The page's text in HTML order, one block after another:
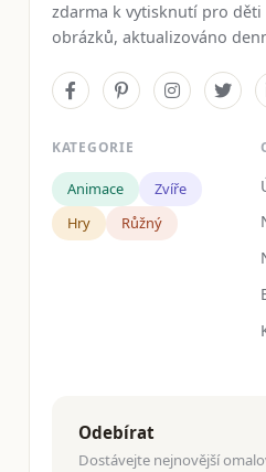
zdarma k vytisknutí pro děti
obrázků, aktualizováno
KATEGORIE
Animace
Zvíře
Hry
Růžný
Odebírat
Dostávejte nejnovější